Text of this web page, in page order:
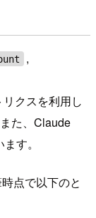
,
クスを利用し
た、Claude
す。
点で以下のと